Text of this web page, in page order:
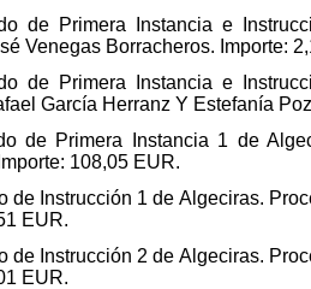
de Primera Instancia e
Venegas Borracheros. Importe:
de Primera Instancia e
García Herranz Y Estefanía
de Primera Instancia 1 de
108,05 EUR.
de Instrucción 1 de Algeciras.
EUR.
de Instrucción 2 de Algeciras.
EUR.